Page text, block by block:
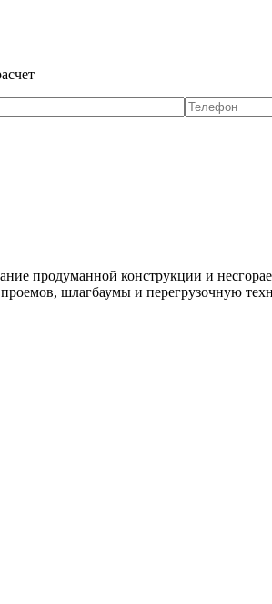
продуманной конструкции и
шлагбаумы и перегрузочную